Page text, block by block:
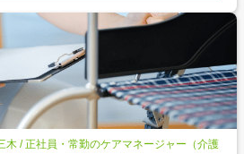
木 / 正社員・常勤のケアマネージャー（介護